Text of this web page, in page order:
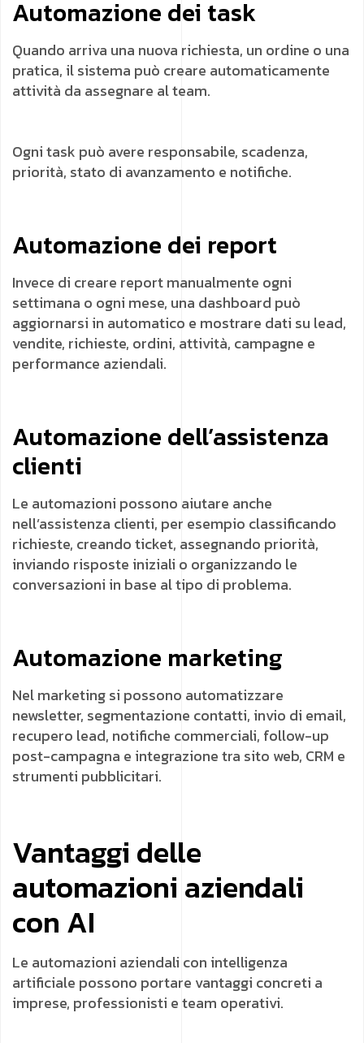
Automazione dei task
Quando arriva una nuova richiesta, un ordine o una
pratica, il sistema può creare automaticamente
attività da assegnare al team.
Ogni task può avere responsabile, scadenza,
priorità, stato di avanzamento e notifiche.
Automazione dei report
Invece di creare report manualmente ogni
settimana o ogni mese, una dashboard può
aggiornarsi in automatico e mostrare dati su lead,
vendite, richieste, ordini, attività, campagne e
performance aziendali.
Automazione dell’assistenza
clienti
Le automazioni possono aiutare anche
nell’assistenza clienti, per esempio classificando
richieste, creando ticket, assegnando priorità,
inviando risposte iniziali o organizzando le
conversazioni in base al tipo di problema.
Automazione marketing
Nel marketing si possono automatizzare
newsletter, segmentazione contatti, invio di email,
recupero lead, notifiche commerciali, follow-up
post-campagna e integrazione tra sito web, CRM e
strumenti pubblicitari.
Vantaggi delle
automazioni aziendali
con AI
Le automazioni aziendali con intelligenza
artificiale possono portare vantaggi concreti a
imprese, professionisti e team operativi.